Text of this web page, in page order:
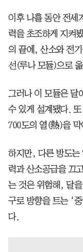
이후 나흘 동안 전세
력을 초조하게 지켜
의 끝에, 산소와 전
선(루나 모듈)으로
그러나 이 모듈은 달
수 있게 설계됐다.
700도의 열(熱)을 막
하지만, 다른 방도는
력과 산소공급을 끄
는 것은 위험해, 달
구로 방향을 트는 ‘
다.